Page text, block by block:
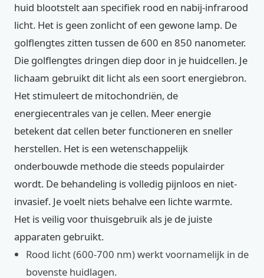
huid blootstelt aan specifiek rood en nabij-infrarood
licht. Het is geen zonlicht of een gewone lamp. De
golflengtes zitten tussen de 600 en 850 nanometer.
Die golflengtes dringen diep door in je huidcellen. Je
lichaam gebruikt dit licht als een soort energiebron.
Het stimuleert de mitochondriën, de
energiecentrales van je cellen. Meer energie
betekent dat cellen beter functioneren en sneller
herstellen. Het is een wetenschappelijk
onderbouwde methode die steeds populairder
wordt. De behandeling is volledig pijnloos en niet-
invasief. Je voelt niets behalve een lichte warmte.
Het is veilig voor thuisgebruik als je de juiste
apparaten gebruikt.
Rood licht (600-700 nm) werkt voornamelijk in de
bovenste huidlagen.